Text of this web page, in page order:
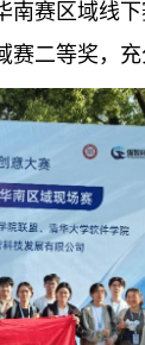
南赛区域线
二等奖，